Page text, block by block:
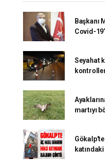
Başkanı
Covid-
Seyahat
martıyı
Gökalp'te